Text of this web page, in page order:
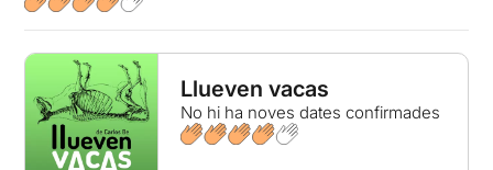
Llueven vacas
No hi ha noves dates confirmades